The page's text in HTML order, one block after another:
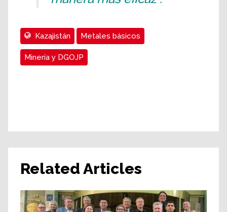
Kazajistán Metales básicos
Minería y DGOJP
Related Articles